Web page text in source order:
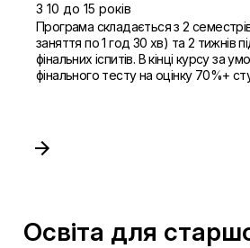
З 10 до 15 років
Програма складається з 2
заняття по 1 год 30 хв) та 2 тижнів
фінальних іспитів. В кінці курсу за
фінального тесту на оцінку 70%+
Освіта для